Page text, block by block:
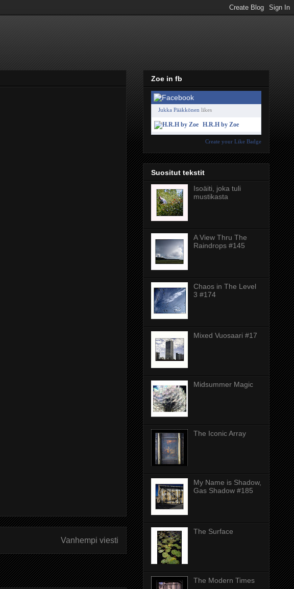
Vanhempi viesti
Zoe in fb
Jukka Pääkkönen likes
H.R.H by Zoe
Create your Like Badge
Suositut tekstit
Isoäiti, joka tuli
mustikasta
A View Thru The
Raindrops #145
Chaos in The Level
3 #174
Mixed Vuosaari #17
Midsummer Magic
The Iconic Array
My Name is Shadow,
Gas Shadow #185
The Surface
The Modern Times